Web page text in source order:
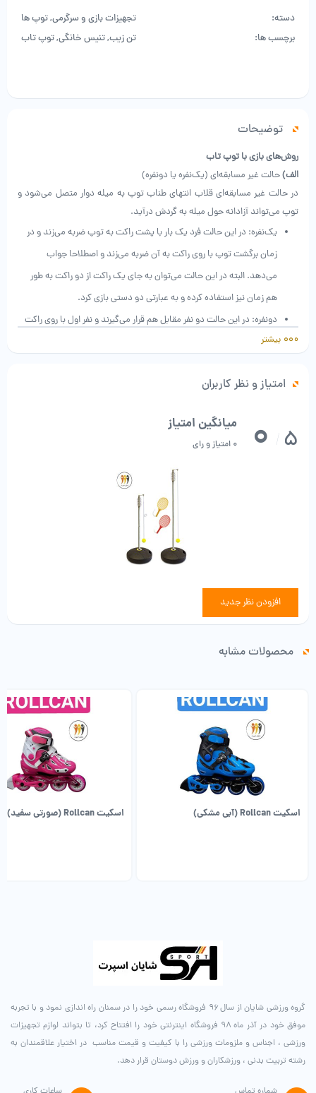
دسته: تجهیزات بازی و سرگرمی,توپ ها
برچسب ها:
تن زیب,تنیس خانگی,توپ تاب
توضیحات
روش‌های بازی با توپ تاب
الف)حالت غیر مسابقه‌ای (یک‌نفره یا دونفره)
در حالت غیر مسابقه‌ای قلاب انتهای طناب توپ به میله دوار متصل می‌شود و
توپ می‌تواند آزادانه حول میله به گردش درآید.
یک‌نفره: در این حالت فرد یک بار با پشت راکت به توپ ضربه می‌زند و در
زمان برگشت توپ با روی راکت به آن ضربه می‌زند و اصطلاحا جواب
می‌دهد. البته در این حالت می‌توان به جای یک راکت از دو راکت به طور
هم زمان نیز استفاده کرده و به عبارتی دو دستی بازی کرد.
دونفره: در این حالت دو نفر مقابل هم قرار می‌گیرند و نفر اول با روی راکت
به توپ ضربه می‌زند و نفر دوم با پشت راکت جواب می‌دهد.
در حالت مسابقه‌ای قلاب انتهای طناب توپ به فنر انتها میله دوار متصل می‌شود
اول تلاش می‌کند تا قلاب به انتهای بالایی فنر هدایت شود و نفر دوم تلاش
می‌کند تا قلاب به انتهای پایینی فنر هدایت شود. توجه داشته باشید که در این
روش، هر بار فردی نتواند جواب ضربه طرف مقابل را بدهد، قلاب به ضرر او در فنر
انتخابی ایده‌آل جهت یک فعالیت بدنی پرنشاط
استفاده به صورت جمعی یا فردی
قابل استفاده در هر تمامی مکان ها
قابل استفاده در دو حالت مسابقه‌ای (دونفره)
کمک به افزایش هماهنگی عصبی‌عضلانی، تمرکز و جلوگیری از آلزایمز
مناسب تمامی افراد خانواده از جمله کودکان و نوجوانان
مورد تایید کانون پرورش فکری کودکان و نوجوانان
بیشتر
امتیاز و نظر کاربران
5
0 میانگین امتیاز
0 امتیاز و رای
افزودن نظر جدید
محصولات مشابه
اسکیت Rollcan (آبی مشکی) اسکیت Rollcan (صورتی سفید)
گروه ورزشی شایان از سال ۹۶ فروشگاه رسمی خود را در سمنان راه اندازی نمود و با تجربه
موفق خود در آذر ماه ۹۸ فروشگاه اینترنتی خود را افتتاح کرد، تا بتواند لوازم تجهیزات
ورزشی ، اجناس و ملزومات ورزشی را با کیفیت و قیمت مناسب در اختیار علاقمندان به
رشته تربیت بدنی ، ورزشکاران و ورزش دوستان قرار دهد.